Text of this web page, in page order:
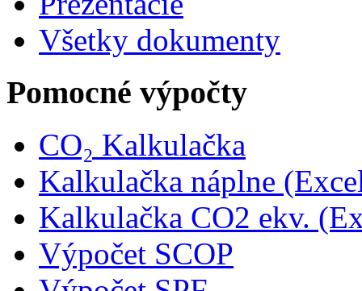
Všetky dokumenty
Pomocné výpočty
CO₂ Kalkulačka
Kalkulačka náplne
Kalkulačka CO2 ekv.
Výpočet SCOP